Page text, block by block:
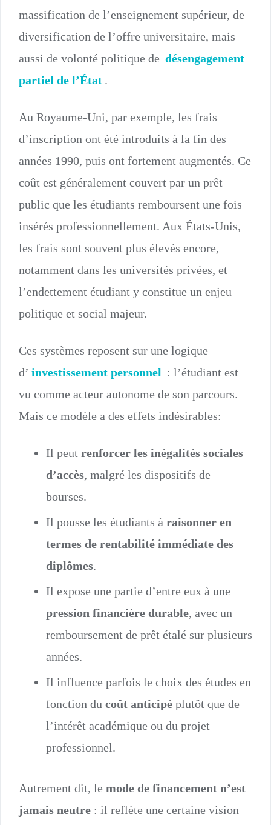
massification de l’enseignement supérieur, de
diversification de l’offre universitaire, mais
aussi de volonté politique de désengagement
partiel de l’État .
Au Royaume-Uni, par exemple, les frais
d’inscription ont été introduits à la fin des
années 1990, puis ont fortement augmentés. Ce
coût est généralement couvert par un prêt
public que les étudiants remboursent une fois
insérés professionnellement. Aux États-Unis,
les frais sont souvent plus élevés encore,
notamment dans les universités privées, et
l’endettement étudiant y constitue un enjeu
politique et social majeur.
Ces systèmes reposent sur une logique
d’ investissement personnel : l’étudiant est
vu comme acteur autonome de son parcours.
Mais ce modèle a des effets indésirables:
Il peut renforcer les inégalités sociales
d’accès, malgré les dispositifs de
bourses.
Il pousse les étudiants à raisonner en
termes de rentabilité immédiate des
diplômes.
Il expose une partie d’entre eux à une
pression financière durable, avec un
remboursement de prêt étalé sur plusieurs
années.
Il influence parfois le choix des études en
fonction du coût anticipé plutôt que de
l’intérêt académique ou du projet
professionnel.
Autrement dit, le mode de financement n’est
jamais neutre : il reflète une certaine vision